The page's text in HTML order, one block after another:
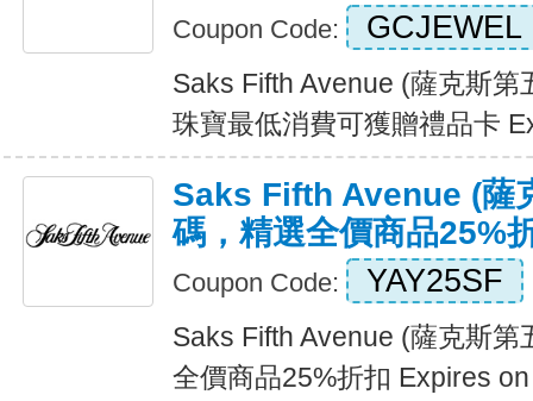
Coupon Code: GCJEWEL
Saks Fifth Avenue (薩克斯第
珠寶最低消費可獲贈禮品卡
Saks Fifth Avenue (薩
碼，精選全價商品25%
Coupon Code: YAY25SF
Saks Fifth Avenue (薩克斯第
全價商品25%折扣 Expires on